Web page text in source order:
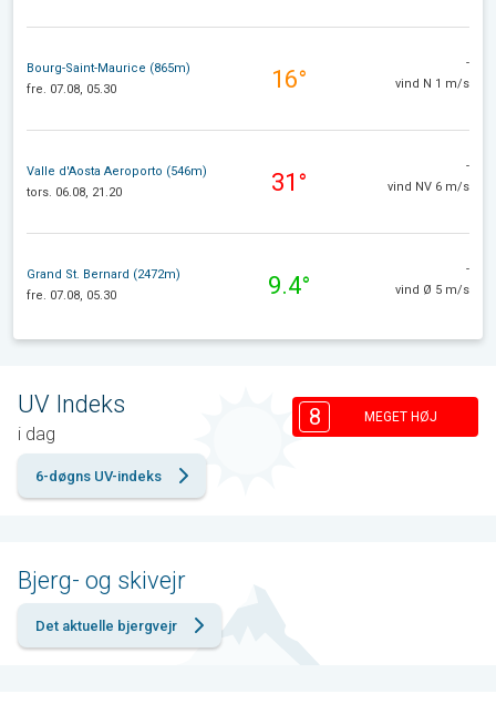
Bourg-Saint-Maurice (865m)
fre. 07.08, 05.30
16°
-
vind N 1 m/s
Valle d'Aosta Aeroporto (546m)
tors. 06.08, 21.20
31°
-
vind NV 6 m/s
Grand St. Bernard (2472m)
fre. 07.08, 05.30
9.4°
-
vind Ø 5 m/s
UV Indeks
i dag
8 MEGET HØJ
6-døgns UV-indeks
Bjerg- og skivejr
Det aktuelle bjergvejr